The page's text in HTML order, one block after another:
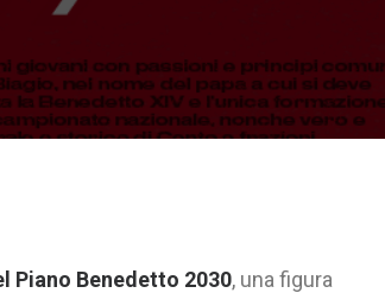
Piano Benedetto 2030, una figura